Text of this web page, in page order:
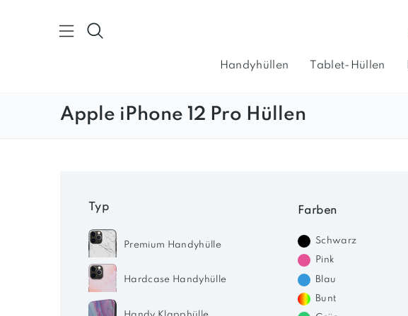
Handyhüllen Tablet-Hüllen
Apple iPhone 12 Pro Hüllen
Typ
Premium Handyhülle
Hardcase Handyhülle
Farben
Schwarz
Pink
Blau
Bunt